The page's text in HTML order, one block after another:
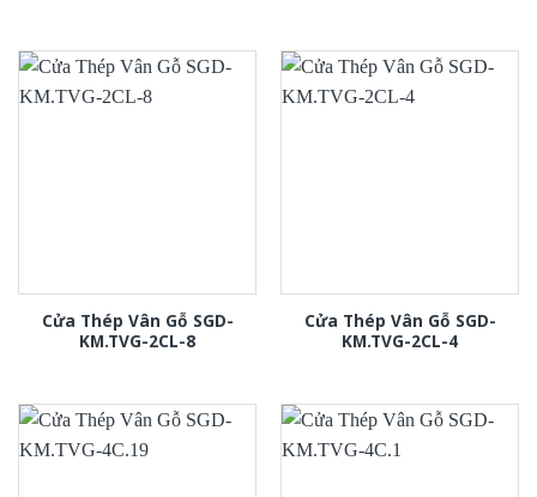
Cửa Thép Vân Gỗ SGD-
KM.TVG-2CL-8
Cửa Thép Vân Gỗ SGD-
KM.TVG-2CL-4